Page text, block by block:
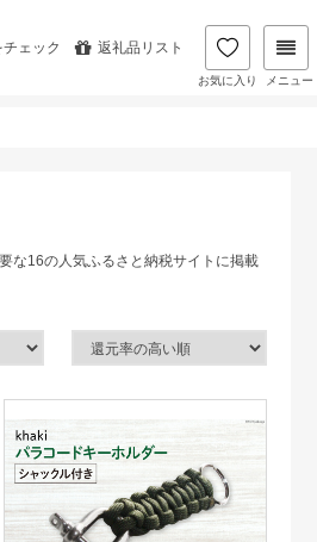
ェック 返礼品リスト
お気に入り メニュー
な16の人気ふるさと納税サイトに掲載